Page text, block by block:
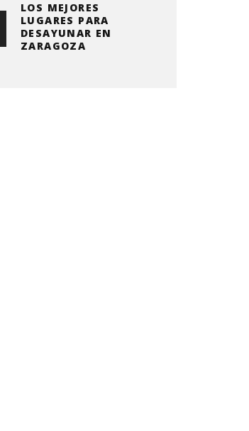
LOS MEJORES
LUGARES PARA
DESAYUNAR EN
ZARAGOZA